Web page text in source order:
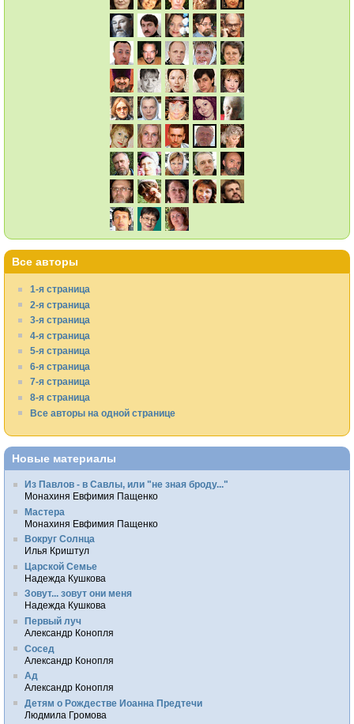
Все авторы
1-я страница
2-я страница
3-я страница
4-я страница
5-я страница
6-я страница
7-я страница
8-я страница
Все авторы на одной странице
Новые материалы
Из Павлов - в Савлы, или "не зная броду..."
Монахиня Евфимия Пащенко
Мастера
Монахиня Евфимия Пащенко
Вокруг Солнца
Илья Криштул
Царской Семье
Надежда Кушкова
Зовут... зовут они меня
Надежда Кушкова
Первый луч
Александр Конопля
Сосед
Александр Конопля
Ад
Александр Конопля
Детям о Рождестве Иоанна Предтечи
Людмила Громова